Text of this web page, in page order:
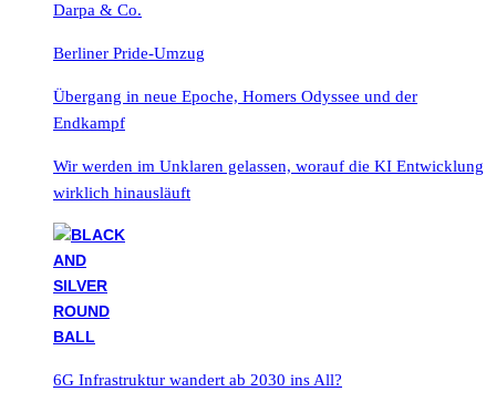
Darpa & Co.
Berliner Pride-Umzug
Übergang in neue Epoche, Homers Odyssee und der
Endkampf
Wir werden im Unklaren gelassen, worauf die KI Entwicklung
wirklich hinausläuft
6G Infrastruktur wandert ab 2030 ins All?